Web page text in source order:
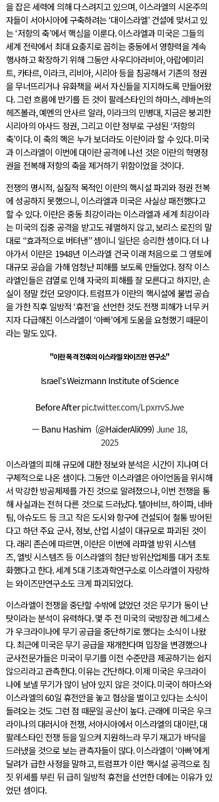
을 잡은 세력에 의해 다스려지고 있으며, 이스라엘의 시온주의
자들이 서아시아에 구축하려는‘대이스라엘’ 건설에 맞서고 있
는‘저항의 축’에서 핵심을 이룬다.이스라엘과 미국은 그들의
세계 전략에서 최대 요충지로 꼽히는 중동에서 영향력을 계속
행사하고 확장하기 위해 그동안 사우디아라비아,아랍에미리
트, 카타르, 이라크, 리비아,시리아 등을 침공해서 기존의 정권
을 무너뜨리거나 유화책을 써서 자신들을 지지하도록 만들어왔
다.그런 흐름에 반기를 든 것이 팔레스타인의 하마스,레바논의
헤즈볼라,예멘의 안사르 알라, 이라크의 민병대, 지금은 붕괴한
시리아의 아사드 정권,그리고 이란 정부로 구성된 ‘저항의
축’이다.이 축의 핵은 누가 보더라도 이란이라 할 수 있다.미국
과 이스라엘이 이번에 대이란 공격에 나선 것은 이란의 혁명정
권을 전복해 저항의 축을 제거하기 위함이었을 것이다.
전쟁의 명시적, 실질적 목적인 이란의 핵시설 파괴와 정권 전복
에 성공하지 못했으니, 이스라엘과 미국은 사실상 패전했다고
할 수 있다.이란은 중동 최강이라는 이스라엘과 세계 최강이라
는 미국의 집중 공격을 받고도 궤멸하지 않고,보리스 로진의 말
대로 “효과적으로 버텨낸”셈이니 일단은 승리한 셈이다.더 나
아가서 이란은 1948년 이스라엘 건국 이래 처음으로 그 영토에
대규모 공습을 가해 엄청난 피해를 보도록 만들었다.정작 이스
라엘인들은 검열로 인해 자국의 피해를 잘 모른다고 하지만, 손
실이 정말 컸던 모양이다.트럼프가 이란의 핵시설에 불법 공습
을 가한 직후 일방적 ‘휴전’을 선언한 것도 전쟁 피해가 너무 커
지자 다급해진 이스라엘이 ‘아빠’에게 도움을 요청했기 때문이
라는 말도 있다.
"이란 폭격 전후의 이스라엘 와이즈만 연구소"
Israel's Weizmann Institute of Science
Before Afterpic.twitter.com/LpxrrvSJwe
— Banu Hashim (@HaiderAli099) June 18,
2025
이스라엘의 피해 규모에 대한 정보와 분석은 시간이 지나며 더
구체적으로 나온 셈이다.그동안 이스라엘은 아이언돔을 위시해
서 막강한 방공체제를 가진 것으로 알려졌으나,이번 전쟁을 통
해 사실과는 전혀 다른 것으로 드러났다.텔아비브,하이파, 네바
팀, 아슈도드 등 크고 작은 도시와 항구에 건설되어 철통 방어된
다고 하던 주요 군사, 정보,산업 시설이 대규모로 파괴된 것이
다.래리 존슨에 따르면,이란은 이번에 라파엘 방위 시스템
즈, 엘빗 시스템즈 등 이스라엘의 첨단 방위산업체를 대거 초토
화했다고 한다.세계 5대 기초과학연구소로 이스라엘이 자랑하
는 와이즈만연구소도 크게 파괴되었다.
이스라엘이 전쟁을 중단할 수밖에 없었던 것은 무기가 동이 난
탓이라는 분석이 유력하다.몇 주 전 미국의 국방장관 헤그세스
가 우크라이나에 무기 공급을 중단하기로 했다는 소식이 나왔
다.최근에 미국은 무기 공급을 재개한다며 입장을 변경했으나
군사전문가들은 미국이 무기를 이전 수준만큼 제공하기는 쉽지
않으리라고 관측한다.이유는 간단하다.이제 미국은 우크라이
나에 보낼 무기가 많이 남아 있지 않은 것이다.미국이 하마스와
이스라엘의 60일 휴전안을 놓고 협상을 벌이고 있다는 소식이
들려오는 것도 그런 점 때문일 공산이 높다.근래에 미국은 우크
라이나의 대러시아 전쟁, 서아시아에서 이스라엘의 대이란,대
팔레스타인 전쟁 등을 일으켜 지원하느라 무기 재고가 바닥을
드러냈을 것으로 보는 관측자들이 많다.이스라엘이 ‘아빠’에게
달려가 급한 사정을 말하고,트럼프가 이란 핵시설 공격으로 짐
짓 위세를 부린 뒤 급히 일방적 휴전을 선언한 데에는 이유가 있
었던 셈이다.